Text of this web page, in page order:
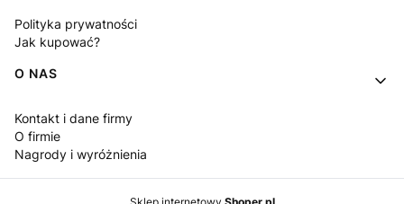
Polityka prywatności
Jak kupować?
O NAS
Kontakt i dane firmy
O firmie
Nagrody i wyróżnienia